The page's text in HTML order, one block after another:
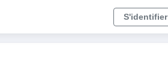
S'identifier